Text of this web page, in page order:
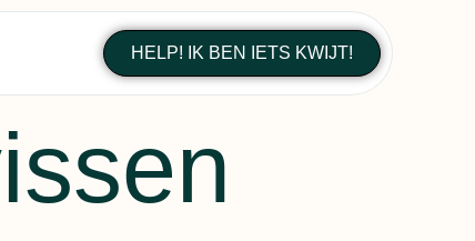
HELP! IK BEN IETS KWIJT!